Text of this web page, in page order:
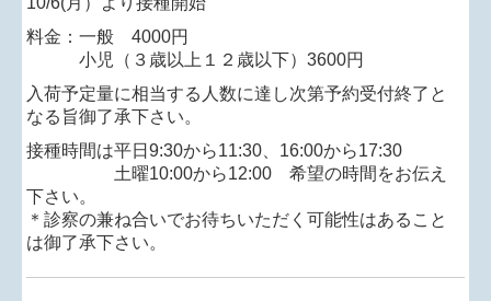
料金：一般 4000円
小児（３歳以上１２歳以下）3600円
入荷予定量に相当する人数に達し次第予約受付終了と
なる旨御了承下さい。
接種時間は平日9:30から11:30、16:00から17:30
土曜10:00から12:00 希望の時間をお伝え
下さい。
＊診察の兼ね合いでお待ちいただく可能性はあること
は御了承下さい。